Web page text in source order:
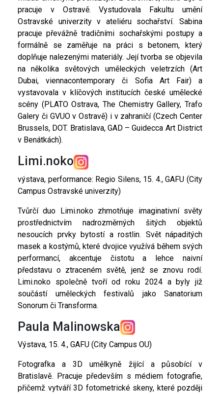
pracuje v Ostravě. Vystudovala Fakultu umění
Ostravské univerzity v ateliéru sochařství. Sabina
pracuje převážně tradičními sochařskými postupy a
formálně se zaměřuje na práci s betonem, který
doplňuje nalezenými materiály. Její tvorba se objevila
na několika světových uměleckých veletrzích (Art
Dubai, viennacontemporary či Sofia Art Fair) a
vystavovala v klíčových institucích české umělecké
scény (PLATO Ostrava, The Chemistry Gallery, Trafo
Galery či GVUO v Ostravě) i v zahraničí (Czech Center
Brussels, DOT. Bratislava, GAD – Guidecca Art District
v Benátkách).
Limi.noko
výstava, performance: Regio Silens, 15. 4., GAFU (City
Campus Ostravské univerzity)
Tvůrčí duo Limi.noko zhmotňuje imaginativní světy
prostřednictvím nadrozměrných šitých objektů
nesoucích prvky bytostí a rostlin. Svět nápaditých
masek a kostýmů, které dvojice využívá během svých
performancí, akcentuje čistotu a lehce naivní
představu o ztraceném světě, jenž se znovu rodí.
Limi.noko společně tvoří od roku 2024 a byly již
součástí uměleckých festivalů jako Sanatorium
Sonorum či Transforma.
Paula Malinowska
Výstava, 15. 4., GAFU (City Campus OU)
Fotografka a 3D umělkyně žijící a působící v
Bratislavě. Pracuje především s médiem fotografie,
přičemž vytváří 3D fotometrické skeny, které později